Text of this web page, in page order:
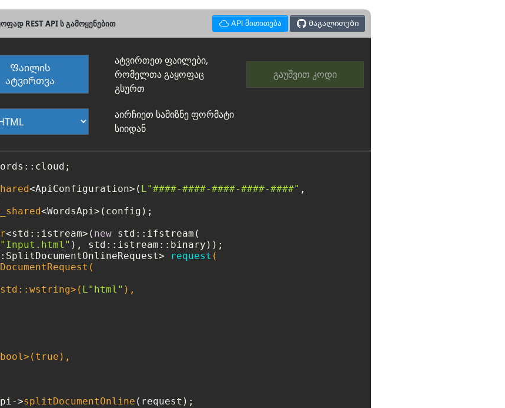
REST API ს გამოყენებით API მითითება Მაგალითები
Ფაილის
ატვირთვა
ატვირთეთ ფაილები,
რომელთა გაყოფაც
გსურთ
გაუშვით კოდი
აირჩიეთ სამიზნე ფორმატი
სიიდან
<ApiConfiguration>( L"####-####-####-####-####" ,
<WordsApi>(config);
<std::istream>( new std::ifstream(
request (
L"html" ),
bool>( true ),
>splitDocumentOnline